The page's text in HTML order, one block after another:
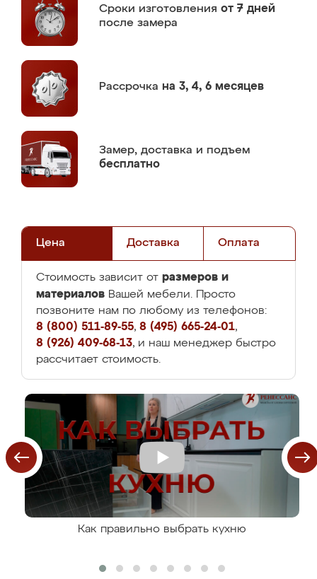
Сроки изготовления от 7 дней
после замера
Рассрочка на 3, 4, 6 месяцев
Замер, доставка и подъем
бесплатно
Цена Доставка Оплата
Стоимость зависит от размеров и
материалов Вашей мебели. Просто
позвоните нам по любому из телефонов:
8 (800) 511-89-55, 8 (495) 665-24-01,
8 (926) 409-68-13, и наш менеджер быстро
рассчитает стоимость.
Как правильно выбрать кухню